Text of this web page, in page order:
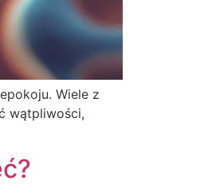
Wiele z
wątpliwości,